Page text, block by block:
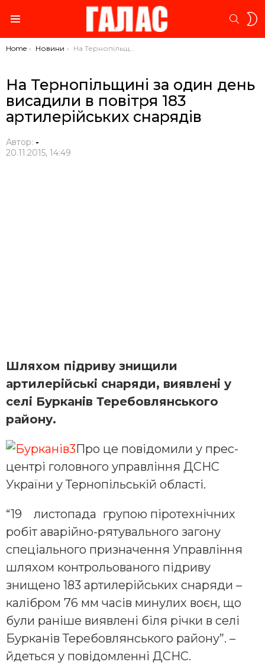
You are here:
Home Новини На Тернопільщині за один день висадили в повітря 183 артилерійських снарядів
На Тернопільщині за один день
висадили в повітря 183
артилерійських снарядів
Автор: -
20.11.2015, 14:49
Шляхом підриву знищили
артилерійські снаряди, виявлені у
селі Бурканів Теребовлянського
району.
Про це повідомили у прес-
центрі головного управління ДСНС
України у Тернопільській області.
“19 листопада групою піротехнічних
робіт аварійно-рятувального загону
спеціального призначення Управління
шляхом контрольованого підриву
знищено 183 артилерійських снаряди –
калібром 76 мм часів минулих воєн, що
були раніше виявлені біля річки в селі
Бурканів Теребовлянського району”. –
йдеться у повідомленні ДСНС.